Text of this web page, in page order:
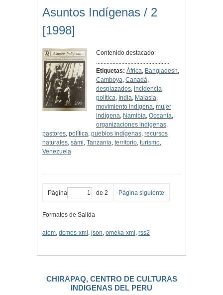
Asuntos Indígenas / 2
[1998]
Contenido destacado:
.................................................
Etiquetas: África, Bangladesh,
Camboya,Canadá,
desplazados,incidencia
política, India, Malasia,
movimiento indígena,mujer
indígena, Namibia,Oceanía,
organizaciones indígenas,
pastores, política, pueblos indígenas, recursos
naturales, sámi, Tanzania, territorio, turismo,
Venezuela
Página de 2 Página siguiente
Formatos de Salida
atom, dcmes-xml , json, omeka-xml , rss2
CHIRAPAQ, CENTRO DE CULTURAS
INDIGENAS DEL PERU